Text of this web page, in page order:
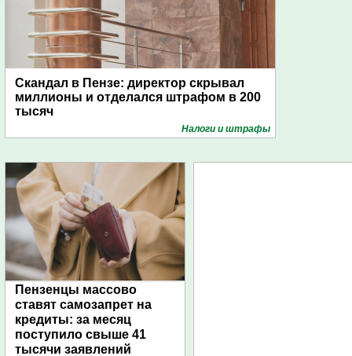
Скандал в Пензе: директор скрывал
миллионы и отделался штрафом в 200
тысяч
Налоги и штрафы
Пензенцы массово
ставят самозапрет на
кредиты: за месяц
поступило свыше 41
тысячи заявлений